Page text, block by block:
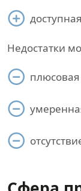
Недостатки